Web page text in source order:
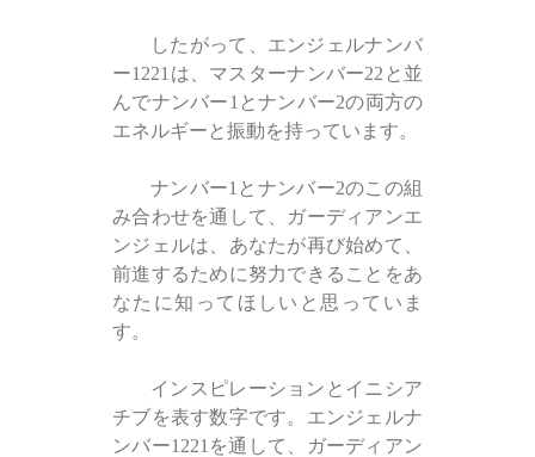
したがって、エンジェルナンバ
ー1221は、マスターナンバー22と並
んでナンバー1とナンバー2の両方の
エネルギーと振動を持っています。
ナンバー1とナンバー2のこの組
み合わせを通して、ガーディアンエ
ンジェルは、あなたが再び始めて、
前進するために努力できることをあ
なたに知ってほしいと思っていま
す。
インスピレーションとイニシア
チブを表す数字です。エンジェルナ
ンバー1221を通して、ガーディアン